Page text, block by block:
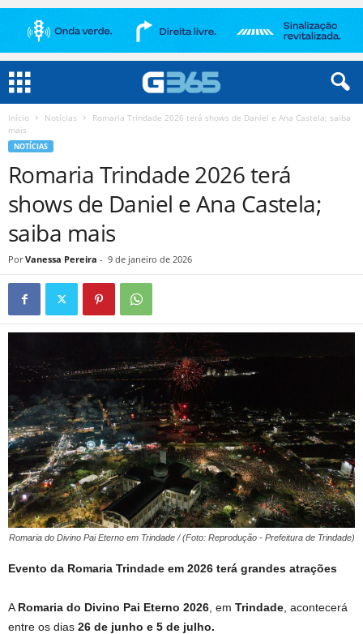
Início Notícias
Romaria Trindade 2026 terá shows de Daniel e Ana Castela; saiba
mais
NOTÍCIAS
Romaria Trindade 2026 terá
shows de Daniel e Ana Castela;
saiba mais
Por Vanessa Pereira - 9 de janeiro de 2026
Romaria do Divino Pai Eterno em Trindade / (Foto: Reprodução - Prefeitura de Trindade)
Evento da Romaria Trindade em 2026 terá grandes atrações
A Romaria do Divino Pai Eterno 2026 , em Trindade , acontecerá
entre os dias 26 de junho e 5 de julho.